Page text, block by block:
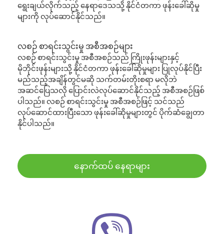
ရွေးချယ်လိုက်သည့် နေရာဒေသသို့ နိုင်ငံတကာ ဖုန်းခေါ်ဆိုမှု
များကို လုပ်ဆောင်နိုင်သည်။
လစဉ် စာရင်းသွင်းမှု အစီအစဉ်များ
လစဉ် စာရင်းသွင်းမှု အစီအစဉ်သည် ကြိုးဖုန်းများနှင့်
မိုဘိုင်းဖုန်းများသို့ နိုင်ငံတကာ ဖုန်းခေါ်ဆိုမှုများ ပြုလုပ်နိုင်ပြီး
မည်သည့်အချိန်တွင်မဆို သက်တမ်းတိုးစရာ မလိုဘဲ
အဆင်ပြေသလို ပြောင်းလဲလုပ်ဆောင်နိုင်သည့် အစီအစဉ်ဖြစ်
ပါသည်။ လစဉ် စာရင်းသွင်းမှု အစီအစဉ်ဖြင့် သင်သည်
လုပ်ဆောင်ထားပြီးသော ဖုန်းခေါ်ဆိုမှုများတွင် ပိုက်ဆံချွေတာ
နိုင်ပါသည်။
နောက်ထပ် နေရာများ